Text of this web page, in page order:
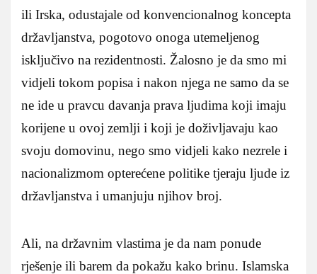
ili Irska, odustajale od konvencionalnog koncepta
državljanstva, pogotovo onoga utemeljenog
isključivo na rezidentnosti. Žalosno je da smo mi
vidjeli tokom popisa i nakon njega ne samo da se
ne ide u pravcu davanja prava ljudima koji imaju
korijene u ovoj zemlji i koji je doživljavaju kao
svoju domovinu, nego smo vidjeli kako nezrele i
nacionalizmom opterećene politike tjeraju ljude iz
državljanstva i umanjuju njihov broj.
Ali, na državnim vlastima je da nam ponude
rješenje ili barem da pokažu kako brinu. Islamska